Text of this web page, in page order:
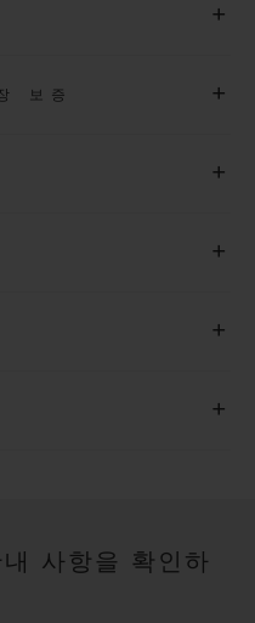
+
보증 +
또한 다양+
니다*.
+
+
가능하며, 개인정보를 안
+
사항을 확인하